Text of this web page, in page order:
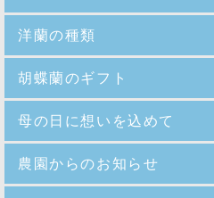
洋蘭の種類
胡蝶蘭のギフト
母の日に想いを込めて
農園からのお知らせ